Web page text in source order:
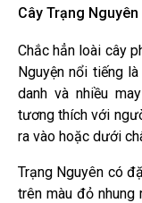
Cây Trạng
Chắc hẳn loài cây
Nguyện nổi tiếng
danh và nhiều
tương thích với
ra vào hoặc dưới
Trạng Nguyên có
trên màu đỏ nhung